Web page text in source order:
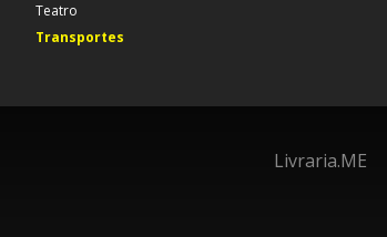
Teatro
Transportes
Livraria.ME